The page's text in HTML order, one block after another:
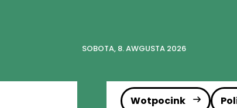
SOBOTA, 8. AWGUSTA 2026
Wotpocink